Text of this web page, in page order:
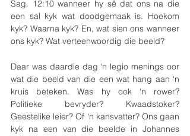
Sag. 12:10 wanneer hy sê dat ons na die
een sal kyk wat doodgemaak is. Hoekom
kyk? Waarna kyk? En, wat sien ons wanneer
ons kyk? Wat verteenwoordig die beeld?
Daar was daardie dag ‘n legio menings oor
wat die beeld van die een wat hang aan ‘n
kruis beteken. Was hy ook ‘n rower?
Politieke bevryder? Kwaadstoker?
Geestelike leier? Of ‘n kansvatter? Ons gaan
kyk na een van die beelde in Johannes